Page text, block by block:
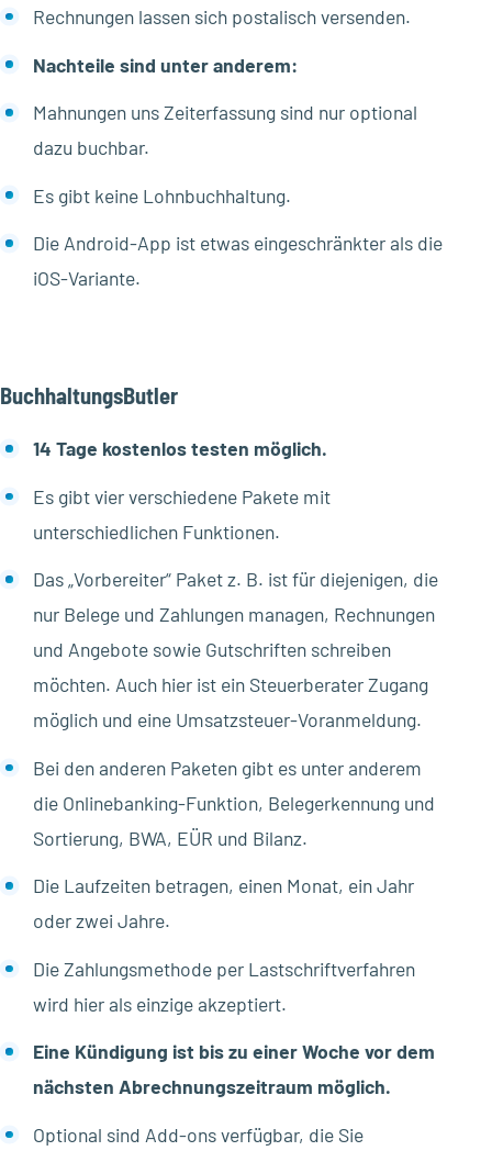
Rechnungen lassen sich postalisch versenden.
Nachteile sind unter anderem:
Mahnungen uns Zeiterfassung sind nur optional
dazu buchbar.
Es gibt keine Lohnbuchhaltung.
Die Android-App ist etwas eingeschränkter als die
iOS-Variante.
BuchhaltungsButler
14 Tage kostenlos testen möglich.
Es gibt vier verschiedene Pakete mit
unterschiedlichen Funktionen.
Das „Vorbereiter“ Paket z. B. ist für diejenigen, die
nur Belege und Zahlungen managen, Rechnungen
und Angebote sowie Gutschriften schreiben
möchten. Auch hier ist ein Steuerberater Zugang
möglich und eine Umsatzsteuer-Voranmeldung.
Bei den anderen Paketen gibt es unter anderem
die Onlinebanking-Funktion, Belegerkennung und
Sortierung, BWA, EÜR und Bilanz.
Die Laufzeiten betragen, einen Monat, ein Jahr
oder zwei Jahre.
Die Zahlungsmethode per Lastschriftverfahren
wird hier als einzige akzeptiert.
Eine Kündigung ist bis zu einer Woche vor dem
nächsten Abrechnungszeitraum möglich.
Optional sind Add-ons verfügbar, die Sie